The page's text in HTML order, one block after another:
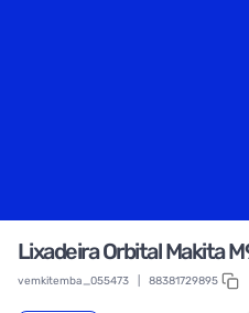
Lixadeira Orbital Makita
vemkitemba_055473 88381729895